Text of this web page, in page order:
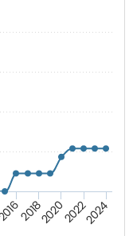
2018202020222024